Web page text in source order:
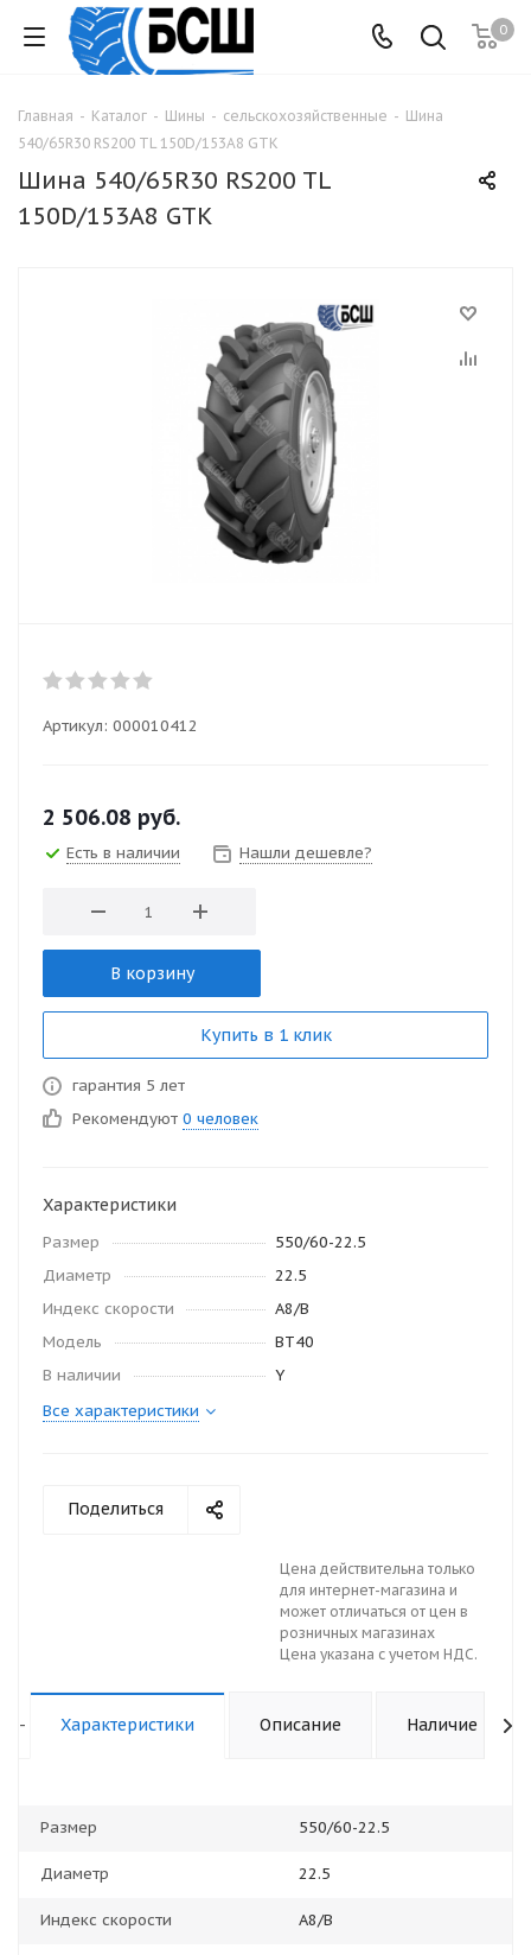
0
Главная - Каталог - Шины - сельскохозяйственные - Шина
540/65R30 RS200 TL 150D/153A8 GTK
Шина 540/65R30 RS200 TL
150D/153A8 GTK
Артикул: 000010412
2 506.08 руб.
Есть в наличии Нашли дешевле?
В корзину
Купить в 1 клик
гарантия 5 лет
Рекомендуют 0 человек
Характеристики
Размер
550/60-22.5
Диаметр
22.5
Индекс скорости
A8/B
Модель
BT40
В наличии
Y
Все характеристики
Поделиться
Цена действительна только
для интернет-магазина и
может отличаться от цен в
розничных магазинах
Цена указана с учетом НДС.
- Характеристики Описание Наличие
Размер 550/60-22.5
Диаметр 22.5
Индекс скорости A8/B